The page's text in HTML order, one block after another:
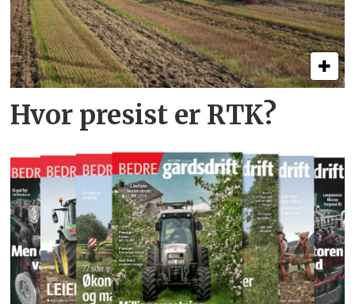
Hvor presist er RTK?